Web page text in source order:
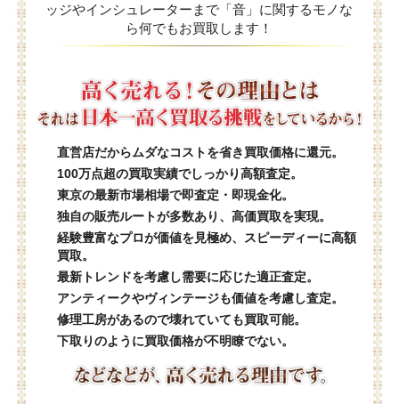
ッジやインシュレーターまで「音」に関するモノな
ら何でもお買取します！
直営店だからムダなコストを省き買取価格に還元。
100万点超の買取実績でしっかり高額査定。
東京の最新市場相場で即査定・即現金化。
独自の販売ルートが多数あり、高価買取を実現。
経験豊富なプロが価値を見極め、スピーディーに高額
買取。
最新トレンドを考慮し需要に応じた適正査定。
アンティークやヴィンテージも価値を考慮し査定。
修理工房があるので壊れていても買取可能。
下取りのように買取価格が不明瞭でない。